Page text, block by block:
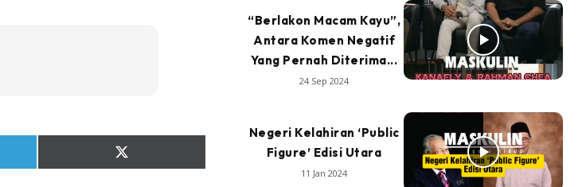
Share
on
“Berlakon Macam Kayu”,
Antara Komen Negatif
Yang Pernah Diterima...
24 Sep 2024
Negeri Kelahiran ‘Public
Figure’ Edisi Utara
11 Jan 2024